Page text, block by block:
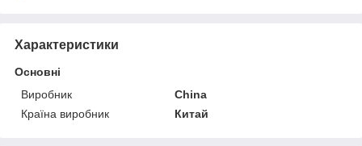
Характеристики
Основні
Виробник
China
Країна виробник
Китай